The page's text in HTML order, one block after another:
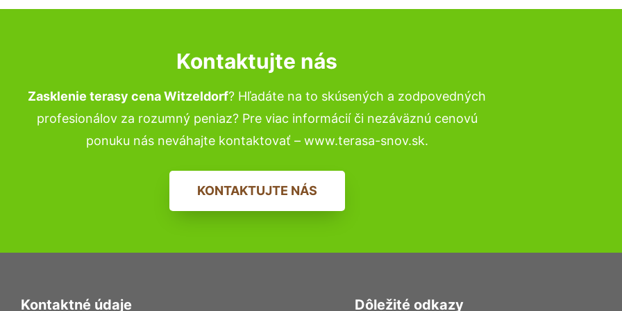
Kontaktujte nás
Zasklenie terasy cena Witzeldorf? Hľadáte na to skúsených a zodpovedných
profesionálov za rozumný peniaz? Pre viac informácií či nezáväznú cenovú
ponuku nás neváhajte kontaktovať – www.terasa-snov.sk.
KONTAKTUJTE NÁS
Kontaktné údaje Dôležité odkazy